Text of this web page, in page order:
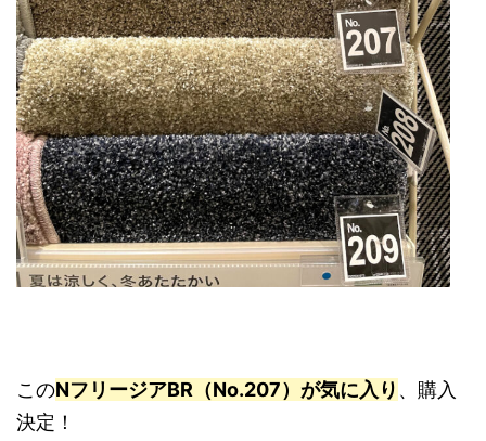
このNフリージアBR（No.207）が気に入り 、購入
決定！